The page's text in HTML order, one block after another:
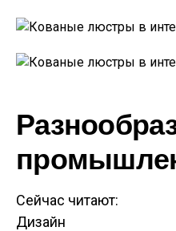
Сейчас читают:
Дизайн